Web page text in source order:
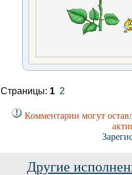
Страницы: 1 2
Комментарии могут
Другие